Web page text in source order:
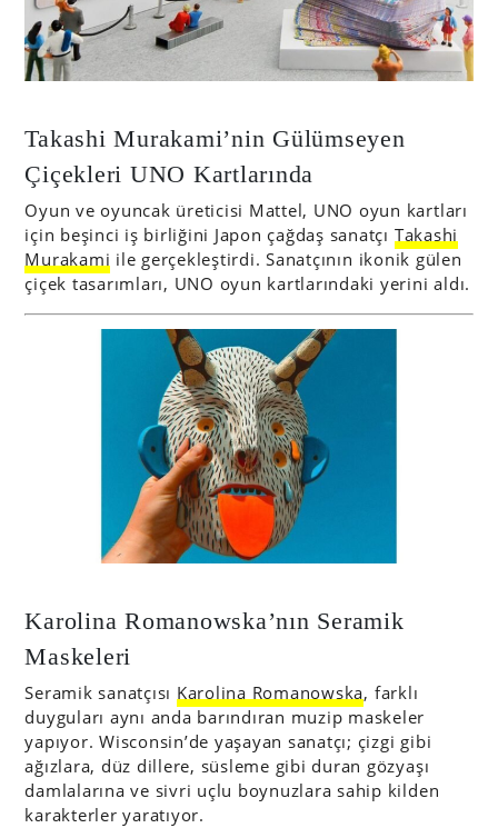
Takashi Murakami’nin Gülümseyen
Çiçekleri UNO Kartlarında
Oyun ve oyuncak üreticisi Mattel, UNO oyun kartları
için beşinci iş birliğini Japon çağdaş sanatçı Takashi
Murakami ile gerçekleştirdi. Sanatçının ikonik gülen
çiçek tasarımları, UNO oyun kartlarındaki yerini aldı.
Karolina Romanowska’nın Seramik
Maskeleri
Seramik sanatçısı Karolina Romanowska, farklı
duyguları aynı anda barındıran muzip maskeler
yapıyor. Wisconsin’de yaşayan sanatçı; çizgi gibi
ağızlara, düz dillere, süsleme gibi duran gözyaşı
damlalarına ve sivri uçlu boynuzlara sahip kilden
karakterler yaratıyor.